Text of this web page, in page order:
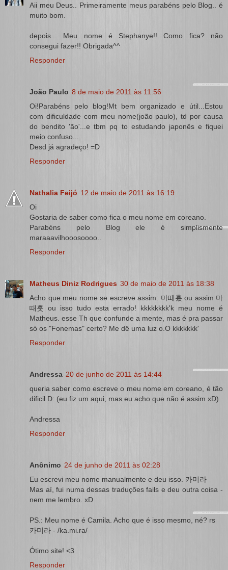
Aii meu Deus.. Primeiramente meus parabéns pelo Blog.. é
muito bom.
depois... Meu nome é Stephanye!! Como fica? não
consegui fazer!! Obrigada^^
Responder
João Paulo 8 de maio de 2011 às 11:56
Oi!Parabéns pelo blog!Mt bem organizado e útil...Estou
com dificuldade com meu nome(joão paulo), td por causa
do bendito 'ão'...e tbm pq to estudando japonês e fiquei
meio confuso...
Desd já agradeço! =D
Responder
Nathalia Feijó 12 de maio de 2011 às 16:19
Oi
Gostaria de saber como fica o meu nome em coreano.
Parabéns pelo Blog ele é simplismente
maraaavilhooosoooo..
Responder
Matheus Diniz Rodrigues 30 de maio de 2011 às 18:38
Acho que meu nome se escreve assim: 마때훘 ou assim 마
때훗 ou isso tudo esta errado! kkkkkkkk'k meu nome é
Matheus. esse Th que confunde a mente, mas é pra passar
só os "Fonemas" certo? Me dê uma luz o.O kkkkkkk'
Responder
Andressa 20 de junho de 2011 às 14:44
queria saber como escreve o meu nome em coreano, é tão
dificil D: (eu fiz um aqui, mas eu acho que não é assim xD)
Andressa
Responder
Anônimo 24 de junho de 2011 às 02:28
Eu escrevi meu nome manualmente e deu isso. 카미라
Mas aí, fui numa dessas traduções fails e deu outra coisa -
nem me lembro. xD
PS.: Meu nome é Camila. Acho que é isso mesmo, né? rs
카미라 - /ka.mi.ra/
Ótimo site! <3
Responder